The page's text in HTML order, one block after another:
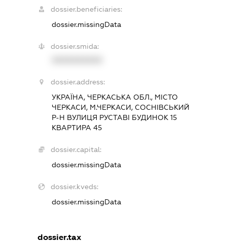
dossier.beneficiaries:
dossier.missingData
dossier.smida:
dossier.address:
УКРАЇНА, ЧЕРКАСЬКА ОБЛ., МІСТО
ЧЕРКАСИ, М.ЧЕРКАСИ, СОСНІВСЬКИЙ
Р-Н ВУЛИЦЯ РУСТАВІ БУДИНОК 15
КВАРТИРА 45
dossier.capital:
dossier.missingData
dossier.kveds:
dossier.missingData
dossier.tax